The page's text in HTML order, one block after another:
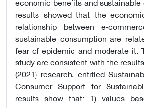
results showed that the
relationship between e-
sustainable consumption are
fear of epidemic and moderate it.
study are consistent with the
(2021) research, entitled
Consumer Support for
results show that: 1) values